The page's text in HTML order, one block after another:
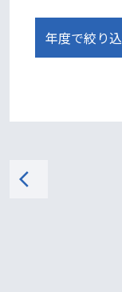
arrow_back_ios